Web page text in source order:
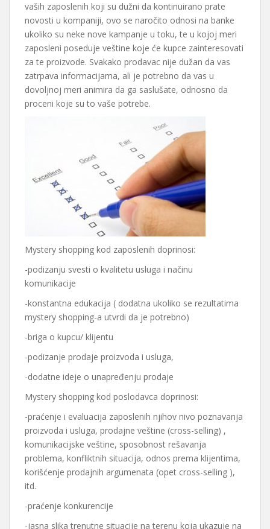
vaših zaposlenih koji su dužni da kontinuirano prate
novosti u kompaniji, ovo se naročito odnosi na banke
ukoliko su neke nove kampanje u toku, te u kojoj meri
zaposleni poseduje veštine koje će kupce zainteresovati
za te proizvode. Svakako prodavac nije dužan da vas
zatrpava informacijama, ali je potrebno da vas u
dovoljnoj meri animira da ga saslušate, odnosno da
proceni koje su to vaše potrebe.
Mystery shopping kod zaposlenih doprinosi:
-podizanju svesti o kvalitetu usluga i načinu
komunikacije
-konstantna edukacija ( dodatna ukoliko se rezultatima
mystery shopping-a utvrdi da je potrebno)
-briga o kupcu/ klijentu
-podizanje prodaje proizvoda i usluga,
-dodatne ideje o unapređenju prodaje
Mystery shopping kod poslodavca doprinosi:
-praćenje i evaluacija zaposlenih njihov nivo poznavanja
proizvoda i usluga, prodajne veštine (cross-selling) ,
komunikacijske veštine, sposobnost rešavanja
problema, konfliktnih situacija, odnos prema klijentima,
korišćenje prodajnih argumenata (opet cross-selling ),
itd.
-praćenje konkurencije
-jasna slika trenutne situacije na terenu koja ukazuje na